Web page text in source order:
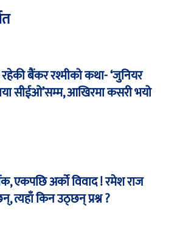
रहेकी बैंकर रश्मीको कथा- ‘जुनियर
सीईओ’सम्म, आखिरमा कसरी भयो
एकपछि अर्को विवाद ! रमेश राज
त्यहाँ किन उठ्छन् प्रश्न ?